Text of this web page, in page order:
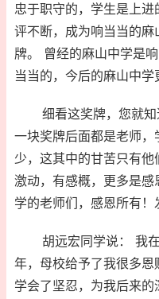
忠于职守的，学生是上
评不断，成为响当当的
牌。 曾经的麻山中学是
当当的，今后的麻山中学
细看这奖牌，您就知
一块奖牌后面都是老师
少，这其中的甘苦只有
激动，有感概，更多是
学的老师们，感恩所有
胡远宏同学说： 我在
年，母校给予了我很多恩
学会了坚忍，为我后来